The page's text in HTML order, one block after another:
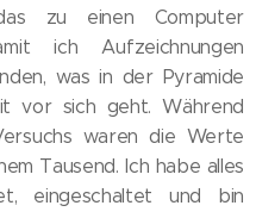
zu einen Computer
ich Aufzeichnungen
was in der Pyramide
vor sich geht. Während
waren die Werte
Tausend. Ich habe alles
eingeschaltet und bin